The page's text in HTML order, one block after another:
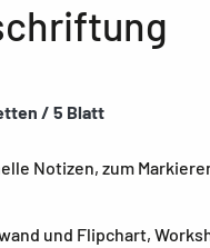
/ 5 Blatt
Notizen, zum
und Flipchart,